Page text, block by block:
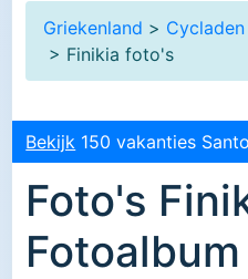
Griekenland > Cycladen
> Finikia foto's
Bekijk 150 vakanties
Foto's
Fotoalbum